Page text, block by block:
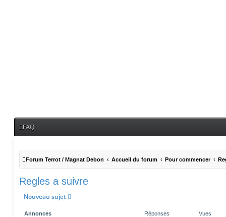
FAQ
Forum Terrot / Magnat Debon Accueil du forum Pour commencer
Regles a suivre
Nouveau sujet
Annonces Réponses Vues